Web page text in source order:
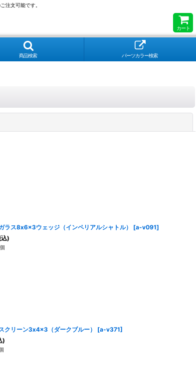
注文可能です。
カート
商品検索 パーツカラー検索
ラス8x6x3ウェッジ（インペリアルシャトル） [a-v091]
)
クリーン3x4x3（ダークブルー） [a-v371]
)